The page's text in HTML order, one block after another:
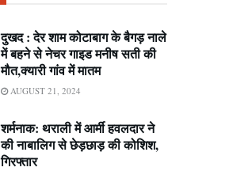
दुखद : देर शाम कोटाबाग के बैगड़ नाले
में बहने से नेचर गाइड मनीष सती की
मौत,क्यारी गांव में मातम
AUGUST 21, 2024
शर्मनाक: थराली में आर्मी हवलदार ने
की नाबालिग से छेड़छाड़ की कोशिश,
गिरफ्तार